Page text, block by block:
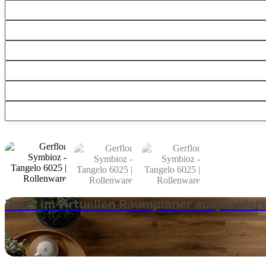
Jetzt im virtuellen Raumplaner